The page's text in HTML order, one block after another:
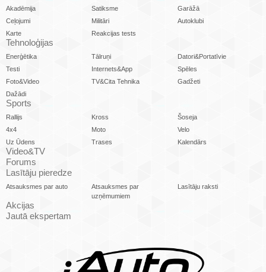
Akadēmija
Satiksme
Garāžā
Ceļojumi
Militāri
Autoklubi
Karte
Reakcijas tests
Tehnoloģijas
Enerģētika Tālruņi
Datori&Portatīvie
Testi
Internets&App
Spēles
Foto&Video
TV&Cita Tehnika
Gadžeti
Dažādi
Sports
Rallijs Kross
Šoseja
4x4
Moto
Velo
Uz Ūdens
Trases Kalendārs
Video&TV
Forums
Lasītāju pieredze
Atsauksmes par auto
Atsauksmes par
uzņēmumiem
Lasītāju raksti
Akcijas
Jautā ekspertam